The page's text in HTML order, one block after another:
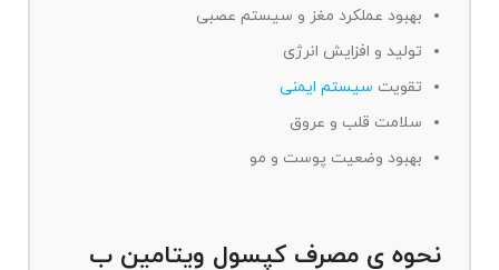
بهبود عملکرد مغز و سیستم عصبی
تولید و افزایش انرژی
تقویت سیستم ایمنی
سلامت قلب و عروق
بهبود وضعیت پوست و مو
نحوه ی مصرف کپسول ویتامین ب